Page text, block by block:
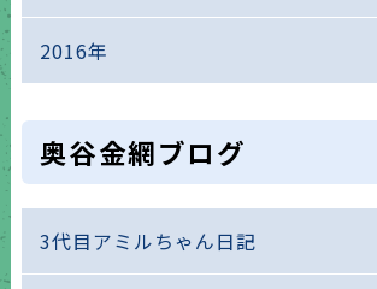
2016年
奥谷金網ブログ
3代目アミルちゃん日記